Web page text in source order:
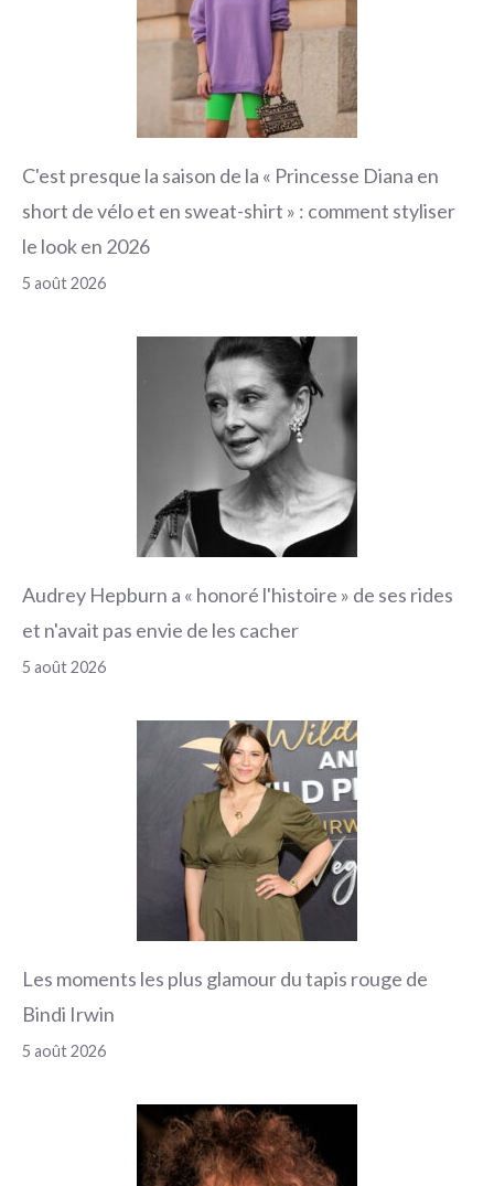
C'est presque la saison de la « Princesse Diana en
short de vélo et en sweat-shirt » : comment styliser
le look en 2026
5 août 2026
Audrey Hepburn a « honoré l'histoire » de ses rides
et n'avait pas envie de les cacher
5 août 2026
Les moments les plus glamour du tapis rouge de
Bindi Irwin
5 août 2026